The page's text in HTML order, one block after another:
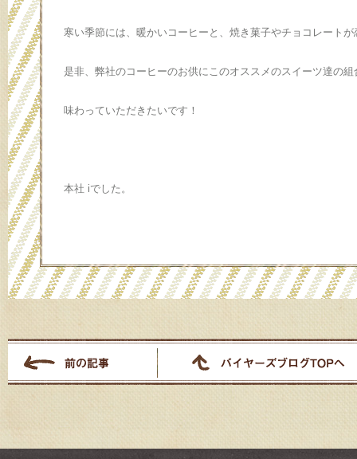
寒い季節には、暖かいコーヒーと、焼き菓子やチョコレート
是非、弊社のコーヒーのお供にこのオススメのスイーツ達の組
味わっていただきたいです！
本社 iでした。